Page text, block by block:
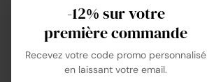
-12% sur votre
première commande
Recevez votre code promo personnalisé
en laissant votre email.